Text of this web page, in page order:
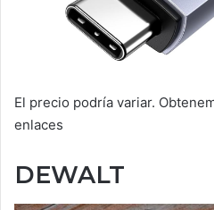
El precio podría variar.
enlaces
DEWALT